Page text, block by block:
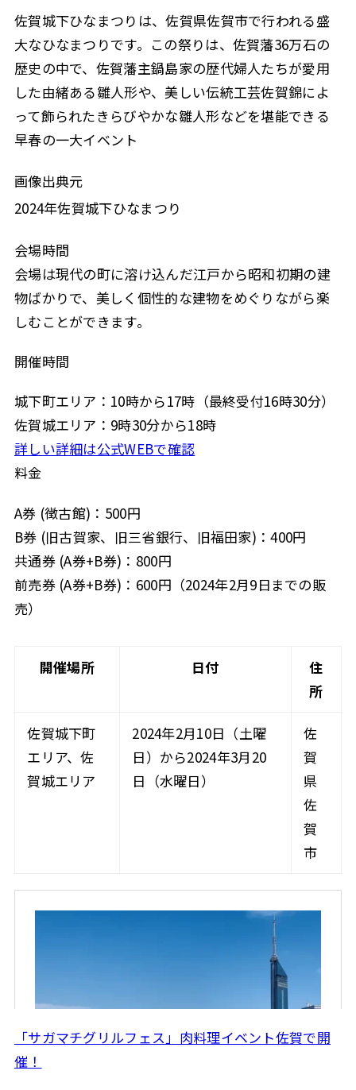
佐賀城下ひなまつりは、佐賀県佐賀市で行われる盛
大なひなまつりです。この祭りは、佐賀藩36万石の
歴史の中で、佐賀藩主鍋島家の歴代婦人たちが愛用
した由緒ある雛人形や、美しい伝統工芸佐賀錦によ
って飾られたきらびやかな雛人形などを堪能できる
早春の一大イベント
画像出典元
2024年佐賀城下ひなまつり
会場時間
会場は現代の町に溶け込んだ江戸から昭和初期の建
物ばかりで、美しく個性的な建物をめぐりながら楽
しむことができます。
開催時間
城下町エリア：10時から17時（最終受付16時30分）
佐賀城エリア：9時30分から18時
詳しい詳細は公式WEBで確認
料金
A券 (徴古館)：500円
B券 (旧古賀家、旧三省銀行、旧福田家)：400円
共通券 (A券+B券)：800円
前売券 (A券+B券)：600円（2024年2月9日までの販
売）
開催場所 日付
住
所
佐賀城下町
エリア、佐
賀城エリア
2024年2月10日（土曜
日）から2024年3月20
日（水曜日）
佐
賀
県
佐
賀
市
「サガマチグリルフェス」肉料理イベント佐賀で開
催！